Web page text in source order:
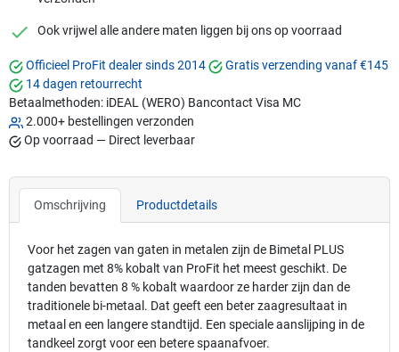
checkmark
Ook vrijwel alle andere maten liggen bij ons op voorraad
Officieel ProFit dealer sinds 2014
Gratis verzending vanaf €145
14 dagen retourrecht
Betaalmethoden: iDEAL (WERO) Bancontact Visa MC
2.000+ bestellingen verzonden
Op voorraad — Direct leverbaar
Omschrijving Productdetails
Voor het zagen van gaten in metalen zijn de Bimetal PLUS
gatzagen met 8% kobalt van ProFit het meest geschikt. De
tanden bevatten 8 % kobalt waardoor ze harder zijn dan de
traditionele bi-metaal. Dat geeft een beter zaagresultaat in
metaal en een langere standtijd. Een speciale aanslijping in de
tandkeel zorgt voor een betere spaanafvoer.